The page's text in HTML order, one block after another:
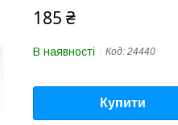
185 ₴
В наявності Код: 24440
Купити